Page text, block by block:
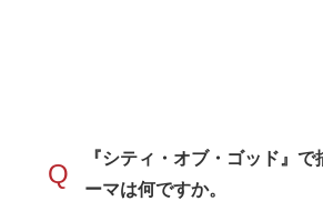
Q
『シティ・オブ・ゴッド』で
ーマは何ですか。